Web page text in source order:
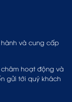
và cung cấp
hoạt động và
gửi tới quý khách